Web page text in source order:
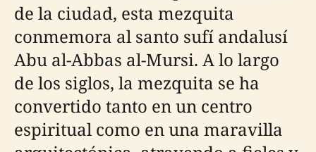
de la ciudad, esta mezquita
conmemora al santo sufí andalusí
Abu al-Abbas al-Mursi. A lo largo
de los siglos, la mezquita se ha
convertido tanto en un centro
espiritual como en una maravilla